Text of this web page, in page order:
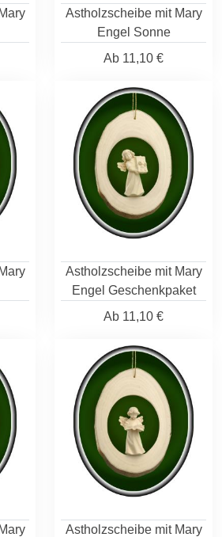
Astholzscheibe mit Mary
Engel Sonne
Ab 11,10 €
Astholzscheibe mit Mary
Engel Geschenkpaket
Ab 11,10 €
Astholzscheibe mit Mary